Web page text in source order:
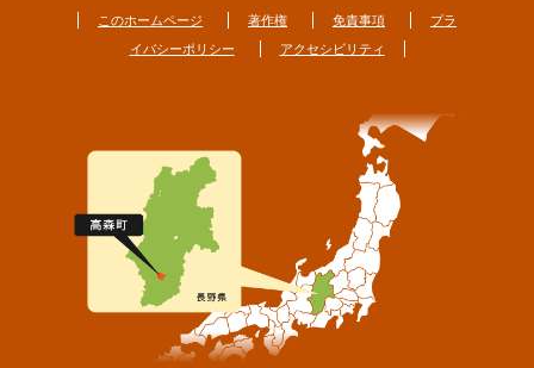
このホームページ 著作権 免責事項
プラ
イバシーポリシー
アクセシビリティ